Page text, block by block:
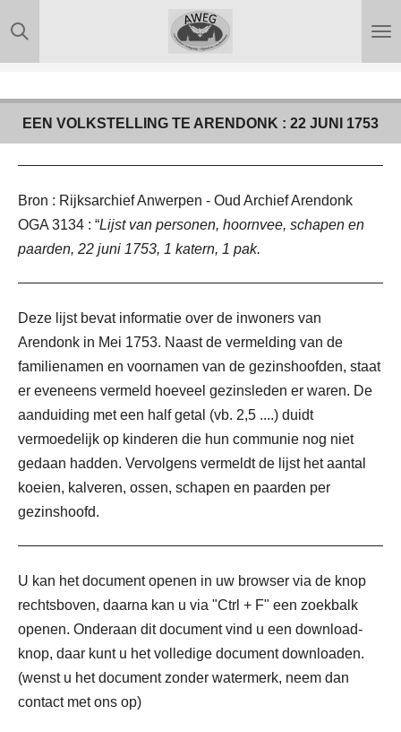
Ga
direct
naar
hoofdinhoud
EEN VOLKSTELLING TE ARENDONK : 22 JUNI 1753
Bron : Rijksarchief Anwerpen - Oud Archief Arendonk
OGA 3134 : “Lijst van personen, hoornvee, schapen en
paarden, 22 juni 1753, 1 katern, 1 pak.
Deze lijst bevat informatie over de inwoners van
Arendonk in Mei 1753. Naast de vermelding van de
familienamen en voornamen van de gezinshoofden, staat
er eveneens vermeld hoeveel gezinsleden er waren. De
aanduiding met een half getal (vb. 2,5 ....) duidt
vermoedelijk op kinderen die hun communie nog niet
gedaan hadden. Vervolgens vermeldt de lijst het aantal
koeien, kalveren, ossen, schapen en paarden per
gezinshoofd.
U kan het document openen in uw browser via de knop
rechtsboven, daarna kan u via "Ctrl + F" een zoekbalk
openen. Onderaan dit document vind u een download-
knop, daar kunt u het volledige document downloaden.
(wenst u het document zonder watermerk, neem dan
contact met ons op)